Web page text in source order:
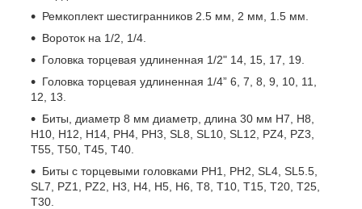
Ремкоплект шестигранников 2.5 мм, 2 мм, 1.5 мм.
Вороток на 1/2, 1/4.
Головка торцевая удлиненная 1/2" 14, 15, 17, 19.
Головка торцевая удлиненная 1/4” 6, 7, 8, 9, 10, 11,
12, 13.
Биты, диаметр 8 мм диаметр, длина 30 мм Н7, Н8,
Н10, Н12, Н14, PH4, PH3, SL8, SL10, SL12, PZ4, PZ3,
T55, T50, T45, T40.
Биты с торцевыми головками PH1, PH2, SL4, SL5.5,
SL7, PZ1, PZ2, H3, H4, H5, H6, T8, T10, T15, T20, T25,
T30.